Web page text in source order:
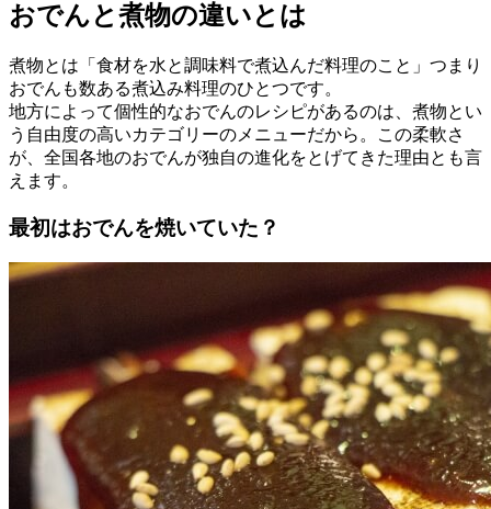
おでんと煮物の違いとは
煮物とは「食材を水と調味料で煮込んだ料理のこと」つまり
おでんも数ある煮込み料理のひとつです。
地方によって個性的なおでんのレシピがあるのは、煮物とい
う自由度の高いカテゴリーのメニューだから。この柔軟さ
が、全国各地のおでんが独自の進化をとげてきた理由とも言
えます。
最初はおでんを焼いていた？